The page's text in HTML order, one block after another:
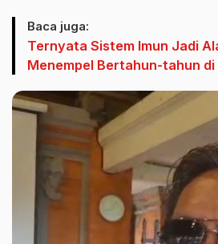
Baca juga:
Ternyata Sistem Imun Jadi
Menempel Bertahun-tahun di